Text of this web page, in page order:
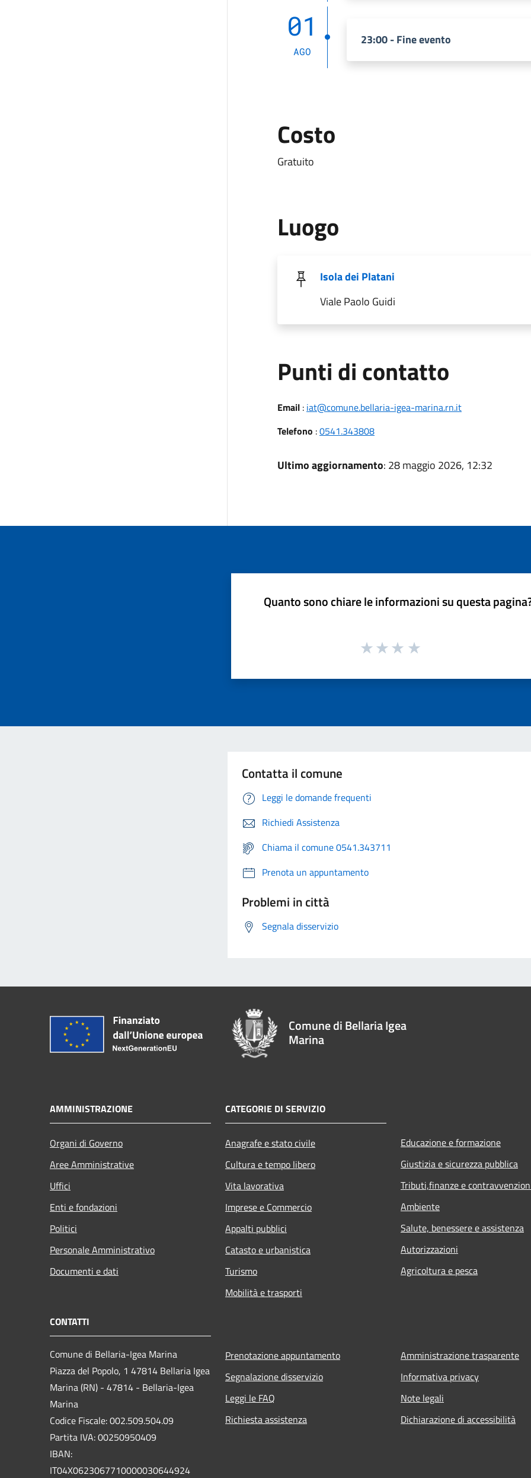
01
AGO
23:00 - Fine evento
Costo
Gratuito
Luogo
Isola dei Platani
Viale Paolo Guidi
Punti di contatto
Email: iat@comune.bellaria-igea-marina.rn.it
Telefono :0541.343808
Ultimo aggiornamento: 28 maggio 2026, 12:32
Quanto sono chiare le informazioni su questa
Contatta il comune
Leggi le domande frequenti
Richiedi Assistenza
Chiama il comune 0541.343711
Prenota un appuntamento
Problemi in città
Segnala disservizio
Comune di Bellaria Igea
Marina
AMMINISTRAZIONE
Organi di Governo
Aree Amministrative
Uffici
Enti e fondazioni
Politici
Personale Amministrativo
Documenti e dati
CATEGORIE DI SERVIZIO
Anagrafe e stato civile
Cultura e tempo libero
Vita lavorativa
Imprese e Commercio
Appalti pubblici
Catasto e urbanistica
Turismo
Mobilità e trasporti
Educazione e formazione
Giustizia e sicurezza pubblica
Tributi,finanze e
Ambiente
Salute, benessere e assistenza
Autorizzazioni
Agricoltura e pesca
CONTATTI
Comune di Bellaria-Igea Marina
Piazza del Popolo, 1 47814 Bellaria Igea
Marina (RN) - 47814 - Bellaria-Igea
Marina
Codice Fiscale: 002.509.504.09
Partita IVA: 00250950409
IBAN:
IT04X0623067710000030644924
Prenotazione appuntamento
Segnalazione disservizio
Leggi le FAQ
Richiesta assistenza
Amministrazione trasparente
Informativa privacy
Note legali
Dichiarazione di accessibilità